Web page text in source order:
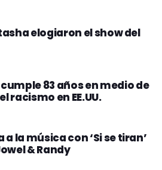
elogiaron el show del
83 años en medio de
en EE.UU.
la música con ‘Si se tiran’
& Randy